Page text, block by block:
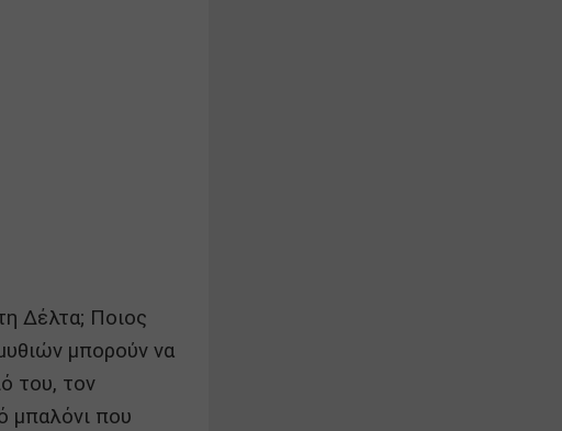
Δέλτα; Ποιος
μπορούν να
του, τον
μπαλόνι που